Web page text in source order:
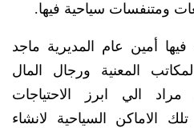
ومتنفسات سياحية فيها.
فيها أمين عام المديرية ماجد
المعنية ورجال المال
مراد الي ابرز الاحتياجات
الاماكن السياحية لانشاء